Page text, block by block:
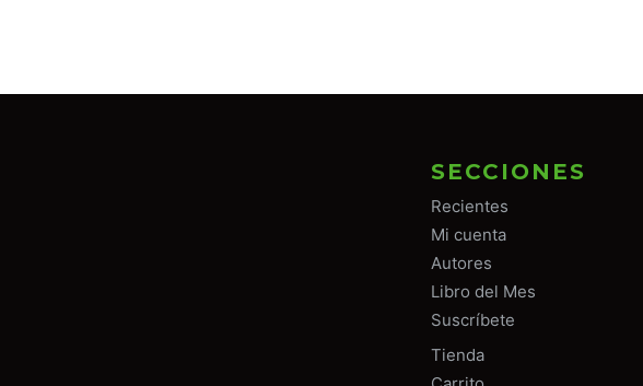
SECCIONES
Recientes
Mi cuenta
Autores
Libro del Mes
Suscríbete
Tienda